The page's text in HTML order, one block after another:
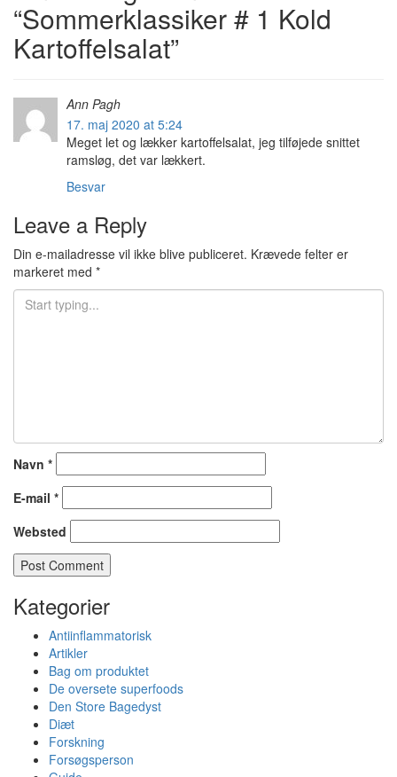
“Sommerklassiker # 1 Kold
Kartoffelsalat”
Ann Pagh
17. maj 2020 at 5:24
Meget let og lækker kartoffelsalat, jeg tilføjede snittet
ramsløg, det var lækkert.
Besvar
Leave a Reply
Din e-mailadresse vil ikke blive publiceret. Krævede felter er
markeret med *
Navn *
E-mail *
Websted
Kategorier
Antiinflammatorisk
Artikler
Bag om produktet
De oversete superfoods
Den Store Bagedyst
Diæt
Forskning
Forsøgsperson